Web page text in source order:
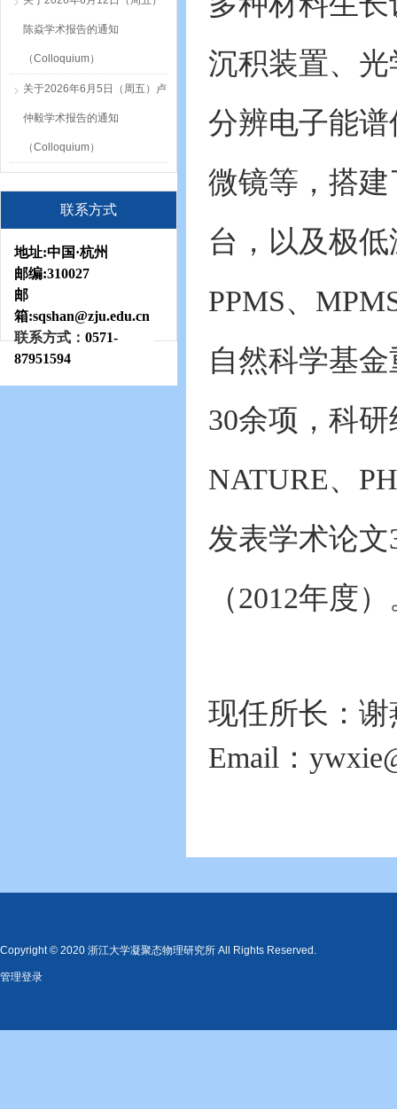
陈焱学术报告的通知
（Colloquium）
关于2026年6月5日（周五）卢
仲毅学术报告的通知
（Colloquium）
联系方式
地址:中国·杭州
邮编:310027
邮
箱:sqshan@zju.edu.cn
联系方式： 0571-
87951594
沉积装置、
分辨电子能
微镜等，搭
台，以及极低
PPMS、
自然科学基
30余项，科
NATURE、
发表学术论
（2012年度
现任所长：谢
Email：
Copyright © 2020 浙江大学凝聚态物理研究所 All Rights Reserved.
管理登录